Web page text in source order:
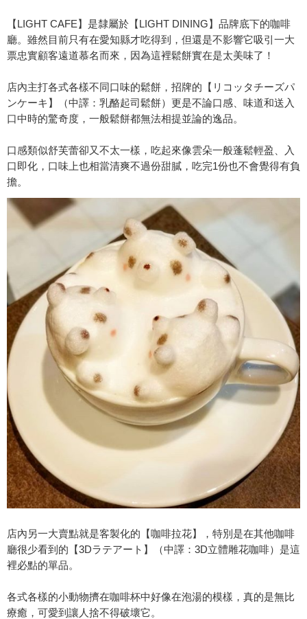
【LIGHT CAFE】是隸屬於【LIGHT DINING】品牌底下的咖啡
廳。雖然目前只有在愛知縣才吃得到，但還是不影響它吸引一大
票忠實顧客遠道慕名而來，因為這裡鬆餅實在是太美味了！
店內主打各式各樣不同口味的鬆餅，招牌的【リコッタチーズパ
ンケーキ】（中譯：乳酪起司鬆餅）更是不論口感、味道和送入
口中時的驚奇度，一般鬆餅都無法相提並論的逸品。
口感類似舒芙蕾卻又不太一樣，吃起來像雲朵一般蓬鬆輕盈、入
口即化，口味上也相當清爽不過份甜膩，吃完1份也不會覺得有負
擔。
店內另一大賣點就是客製化的【咖啡拉花】，特別是在其他咖啡
廳很少看到的【3Dラテアート】（中譯：3D立體雕花咖啡）是這
裡必點的單品。
各式各樣的小動物擠在咖啡杯中好像在泡湯的模樣，真的是無比
療癒，可愛到讓人捨不得破壞它。